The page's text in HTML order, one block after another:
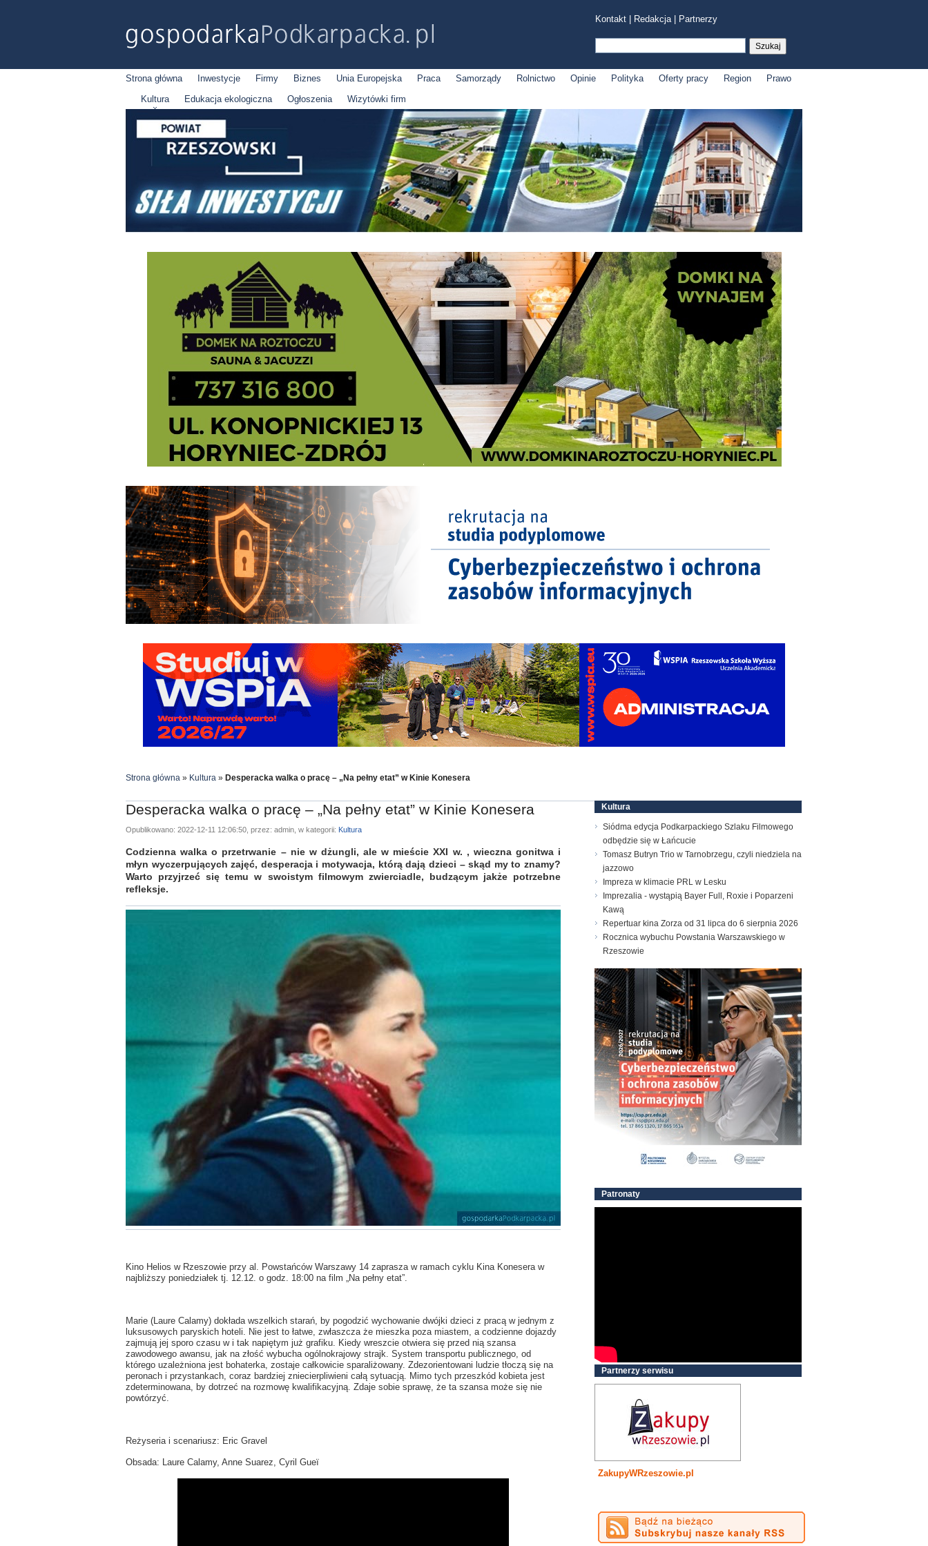
Kontakt Redakcja| Partnerzy
Strona główna Inwestycje Firmy Biznes Unia Europejska Praca Samorządy Rolnictwo Opinie Polityka Oferty pracy Region
Prawo
Kultura
Edukacja ekologiczna Ogłoszenia Wizytówki firm
Strona główna » Kultura » Desperacka walka o pracę – „Na pełny etat” w Kinie Konesera
Desperacka walka o pracę – „Na pełny etat” w Kinie Konesera
Opublikowano: 2022-12-11 12:06:50, przez: admin, w kategorii: Kultura
Codzienna walka o przetrwanie – nie w dżungli, ale w mieście XXI w. , wieczna gonitwa i
młyn wyczerpujących zajęć, desperacja i motywacja, którą dają dzieci – skąd my to znamy?
Warto przyjrzeć się temu w swoistym filmowym zwierciadle, budzącym jakże potrzebne
refleksje.
Kino Helios w Rzeszowie przy al. Powstańców Warszawy 14 zaprasza w ramach cyklu Kina Konesera w
najbliższy poniedziałek tj. 12.12. o godz. 18:00 na film „Na pełny etat”.
Marie (Laure Calamy) dokłada wszelkich starań, by pogodzić wychowanie dwójki dzieci z pracą w jednym z
luksusowych paryskich hoteli. Nie jest to łatwe, zwłaszcza że mieszka poza miastem, a codzienne dojazdy
zajmują jej sporo czasu w i tak napiętym już grafiku. Kiedy wreszcie otwiera się przed nią szansa
zawodowego awansu, jak na złość wybucha ogólnokrajowy strajk. System transportu publicznego, od
którego uzależniona jest bohaterka, zostaje całkowicie sparaliżowany. Zdezorientowani ludzie tłoczą się na
peronach i przystankach, coraz bardziej zniecierpliwieni całą sytuacją. Mimo tych przeszkód kobieta jest
zdeterminowana, by dotrzeć na rozmowę kwalifikacyjną. Zdaje sobie sprawę, że ta szansa może się nie
powtórzyć.
Reżyseria i scenariusz: Eric Gravel
Obsada: Laure Calamy, Anne Suarez, Cyril Gueï
Kultura
Siódma edycja Podkarpackiego Szlaku Filmowego
odbędzie się w Łańcucie
Tomasz Butryn Trio w Tarnobrzegu, czyli niedziela na
jazzowo
Impreza w klimacie PRL w Lesku
Imprezalia - wystąpią Bayer Full, Roxie i Poparzeni
Kawą
Repertuar kina Zorza od 31 lipca do 6 sierpnia 2026
Rocznica wybuchu Powstania Warszawskiego w
Rzeszowie
Patronaty
Partnerzy serwisu
ZakupyWRzeszowie.pl